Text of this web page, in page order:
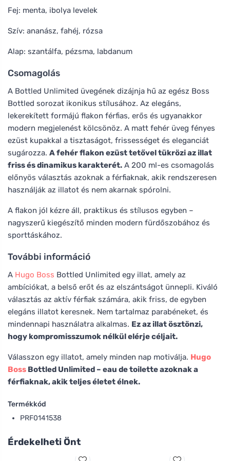
Fej: menta, ibolya levelek
Szív: ananász, fahéj, rózsa
Alap: szantálfa, pézsma, labdanum
Csomagolás
A Bottled Unlimited üvegének dizájnja hű az egész Boss
Bottled sorozat ikonikus stílusához. Az elegáns,
lekerekített formájú flakon férfias, erős és ugyanakkor
modern megjelenést kölcsönöz. A matt fehér üveg fényes
ezüst kupakkal a tisztaságot, frissességet és eleganciát
sugározza. A fehér flakon ezüst tetővel tükrözi az illat
friss és dinamikus karakterét. A 200 ml-es csomagolás
előnyös választás azoknak a férfiaknak, akik rendszeresen
használják az illatot és nem akarnak spórolni.
A flakon jól kézre áll, praktikus és stílusos egyben –
nagyszerű kiegészítő minden modern fürdőszobához és
sporttáskához.
További információ
A Hugo Boss Bottled Unlimited egy illat, amely az
ambíciókat, a belső erőt és az elszántságot ünnepli. Kiváló
választás az aktív férfiak számára, akik friss, de egyben
elegáns illatot keresnek. Nem tartalmaz parabéneket, és
mindennapi használatra alkalmas. Ez az illat ösztönzi,
hogy kompromisszumok nélkül elérje céljait.
Válasszon egy illatot, amely minden nap motiválja. Hugo
Boss Bottled Unlimited – eau de toilette azoknak a
férfiaknak, akik teljes életet élnek.
Termékkód
PRF0141538
Érdekelheti Önt